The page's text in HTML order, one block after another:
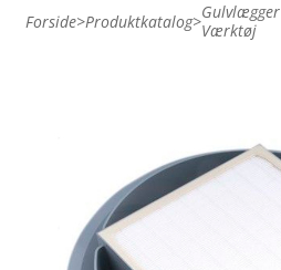
Forside>Produktkatalog>Gulvlægger
Værktøj